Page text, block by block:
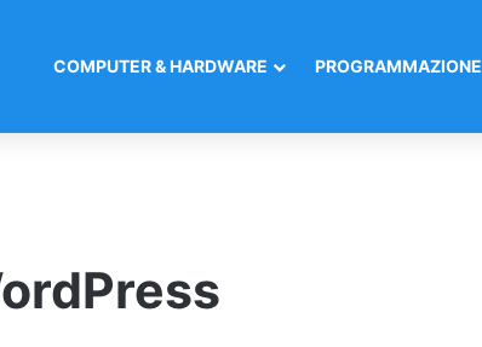
COMPUTER & HARDWARE PROGRAMMAZIONE